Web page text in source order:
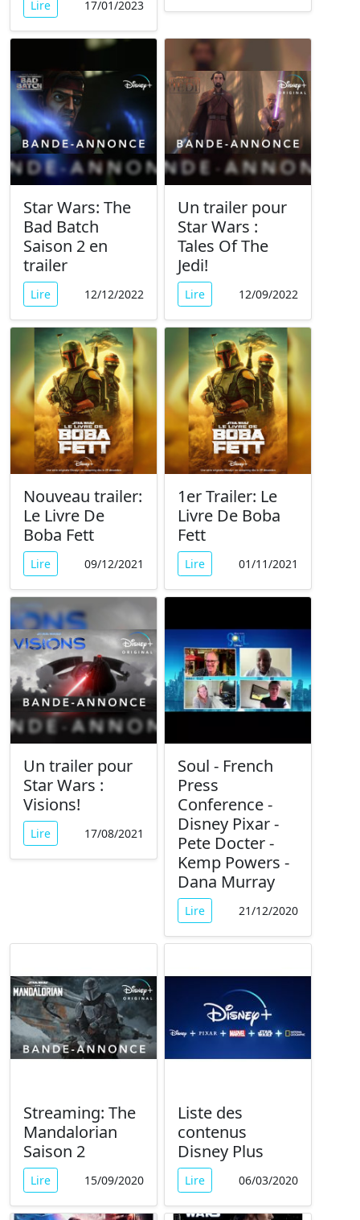
Lire 17/01/2023
Star Wars: The
Bad Batch
Saison 2 en
trailer
Lire 12/12/2022
Un trailer pour
Star Wars :
Tales Of The
Jedi!
Lire 12/09/2022
Nouveau trailer:
Le Livre De
Boba Fett
Lire 09/12/2021
1er Trailer: Le
Livre De Boba
Fett
Lire 01/11/2021
Un trailer pour
Star Wars :
Visions!
Lire 17/08/2021
Soul - French
Press
Conference -
Disney Pixar -
Pete Docter -
Kemp Powers -
Dana Murray
Lire 21/12/2020
Streaming: The
Mandalorian
Saison 2
Lire 15/09/2020
Liste des
contenus
Disney Plus
Lire 06/03/2020